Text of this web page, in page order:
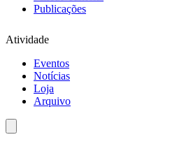
Publicações
Atividade
Eventos
Notícias
Loja
Arquivo